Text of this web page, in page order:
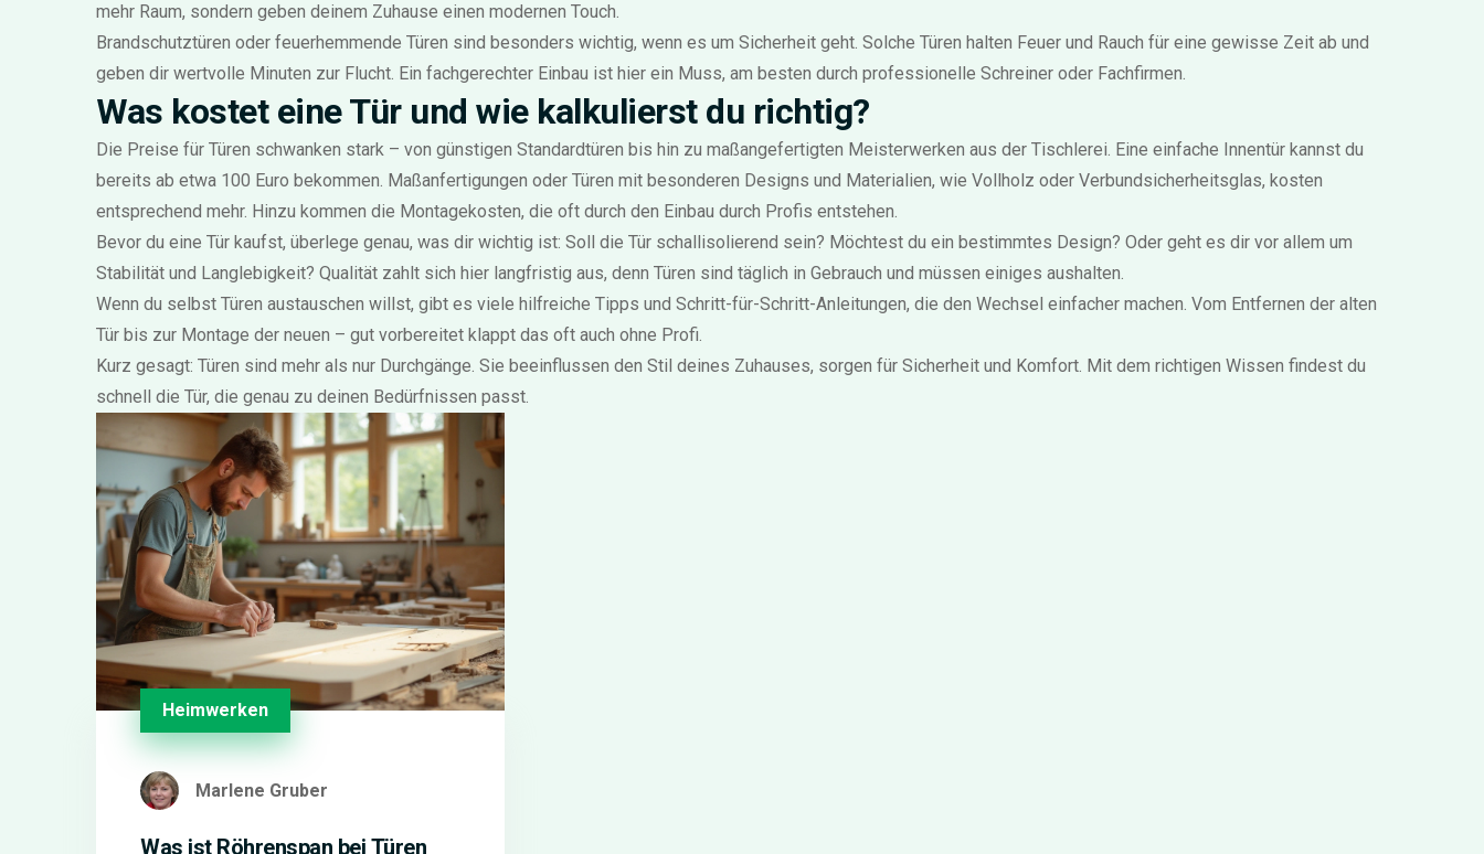
mehr Raum, sondern geben deinem Zuhause einen modernen Touch.
Brandschutztüren oder feuerhemmende Türen sind besonders wichtig, wenn es um Sicherheit geht. Solche Türen halten Feuer und Rauch für eine gewisse Zeit ab und
geben dir wertvolle Minuten zur Flucht. Ein fachgerechter Einbau ist hier ein Muss, am besten durch professionelle Schreiner oder Fachfirmen.
Was kostet eine Tür und wie kalkulierst du richtig?
Die Preise für Türen schwanken stark – von günstigen Standardtüren bis hin zu maßangefertigten Meisterwerken aus der Tischlerei. Eine einfache Innentür kannst du
bereits ab etwa 100 Euro bekommen. Maßanfertigungen oder Türen mit besonderen Designs und Materialien, wie Vollholz oder Verbundsicherheitsglas, kosten
entsprechend mehr. Hinzu kommen die Montagekosten, die oft durch den Einbau durch Profis entstehen.
Bevor du eine Tür kaufst, überlege genau, was dir wichtig ist: Soll die Tür schallisolierend sein? Möchtest du ein bestimmtes Design? Oder geht es dir vor allem um
Stabilität und Langlebigkeit? Qualität zahlt sich hier langfristig aus, denn Türen sind täglich in Gebrauch und müssen einiges aushalten.
Wenn du selbst Türen austauschen willst, gibt es viele hilfreiche Tipps und Schritt-für-Schritt-Anleitungen, die den Wechsel einfacher machen. Vom Entfernen der alten
Tür bis zur Montage der neuen – gut vorbereitet klappt das oft auch ohne Profi.
Kurz gesagt: Türen sind mehr als nur Durchgänge. Sie beeinflussen den Stil deines Zuhauses, sorgen für Sicherheit und Komfort. Mit dem richtigen Wissen findest du
schnell die Tür, die genau zu deinen Bedürfnissen passt.
Heimwerken
Marlene Gruber
Was ist Röhrenspan bei Türen